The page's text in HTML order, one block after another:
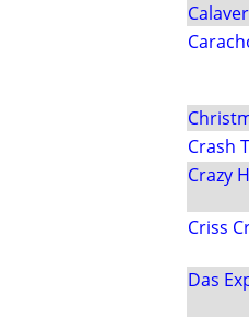
Crash
Crazy
Criss
Das